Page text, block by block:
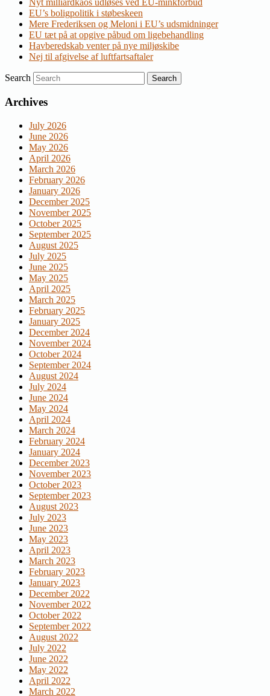
EU’s boligpolitik i støbeskeen
Mere Frederiksen og Meloni i EU’s udsmidninger
EU tæt på at opgive påbud om ligebehandling
Havberedskab venter på nye miljøskibe
Nej til afgivelse af luftfartsaftaler
Search
Archives
July 2026
June 2026
May 2026
April 2026
March 2026
February 2026
January 2026
December 2025
November 2025
October 2025
September 2025
August 2025
July 2025
June 2025
May 2025
April 2025
March 2025
February 2025
January 2025
December 2024
November 2024
October 2024
September 2024
August 2024
July 2024
June 2024
May 2024
April 2024
March 2024
February 2024
January 2024
December 2023
November 2023
October 2023
September 2023
August 2023
July 2023
June 2023
May 2023
April 2023
March 2023
February 2023
January 2023
December 2022
November 2022
October 2022
September 2022
August 2022
July 2022
June 2022
May 2022
April 2022
March 2022